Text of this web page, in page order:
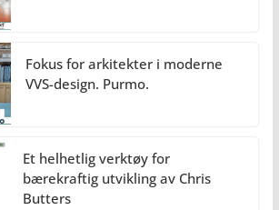
Fokus for arkitekter i moderne
VVS-design. Purmo.
Et helhetlig verktøy for
bærekraftig utvikling av Chris
Butters